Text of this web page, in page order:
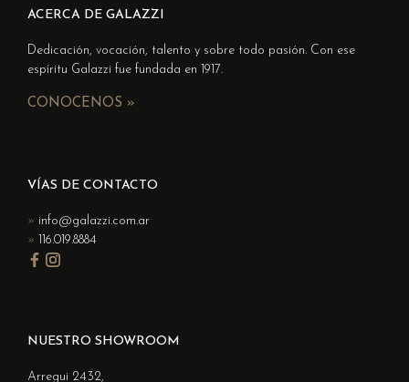
ACERCA DE GALAZZI
Dedicación, vocación, talento y sobre todo pasión. Con ese
espíritu Galazzi fue fundada en 1917.
CONOCENOS »
VÍAS DE CONTACTO
info@galazzi.com.ar
116.019.8884
NUESTRO SHOWROOM
Arregui 2432,